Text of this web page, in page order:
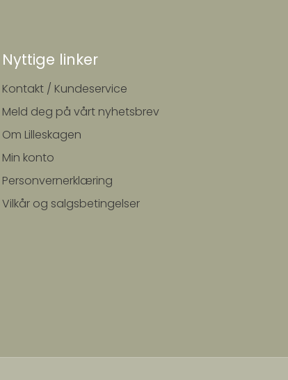
Nyttige linker
Kontakt / Kundeservice
Meld deg på vårt nyhetsbrev
Om Lilleskagen
Min konto
Personvernerklæring
Vilkår og salgsbetingelser